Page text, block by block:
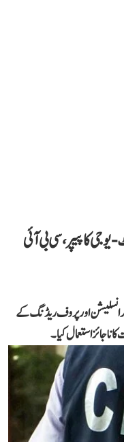
کا پیپر، سی بی آئی
اور پروف ریڈنگ کے
استعمال کیا۔